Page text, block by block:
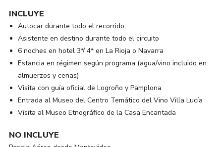
INCLUYE
Autocar durante todo el recorrido
Asistente en destino durante todo el circuito
6 noches en hotel 3*/ 4* en La Rioja o Navarra
Estancia en régimen según programa (agua/vino incluido en
almuerzos y cenas)
Visita con guía oficial de Logroño y Pamplona
Entrada al Museo del Centro Temático del Vino Villa Lucía
Visita al Museo Etnográfico de la Casa Encantada
NO INCLUYE